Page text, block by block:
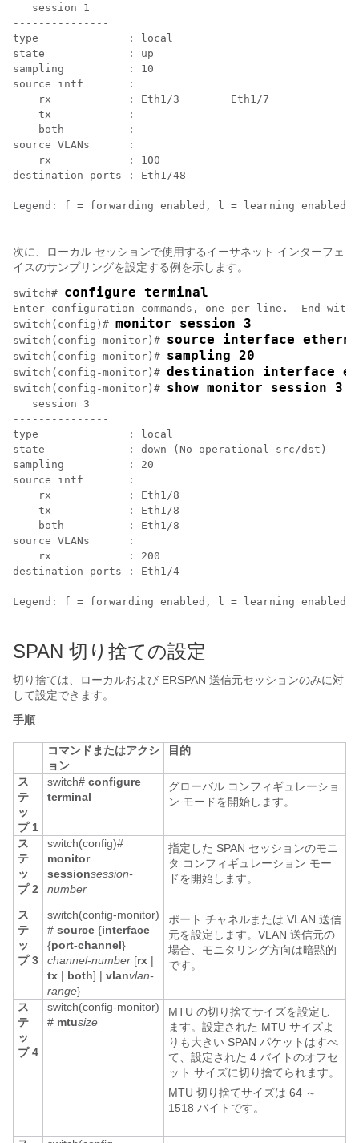
   session 1
---------------
type              : local
state             : up
sampling          : 10
source intf       :
    rx            : Eth1/3        Eth1/7
    tx            :
    both          :
source VLANs      :
    rx            : 100
destination ports : Eth1/48
Legend: f = forwarding enabled, l = learning enabled
次に、ローカル セッションで使用するイーサネット インターフェ
イスのサンプリングを設定する例を示します。
switch# configure terminal
Enter configuration commands, one per line.  End with
switch(config)# monitor session 3
switch(config-monitor)# source interface
switch(config-monitor)# sampling 20
switch(config-monitor)# destination interface
switch(config-monitor)# show monitor session 3
   session 3
---------------
type              : local
state             : down (No operational src/dst)
sampling          : 20
source intf       :
    rx            : Eth1/8
    tx            : Eth1/8
    both          : Eth1/8
source VLANs      :
    rx            : 200
destination ports : Eth1/4
Legend: f = forwarding enabled, l = learning enabled
SPAN 切り捨ての設定
切り捨ては、ローカルおよび ERSPAN 送信元セッションのみに対
して設定できます。
手順
コマンドまたはアクシ
ョン
目的
ス
テ
ッ
プ 1
switch# configure
terminal
グローバル コンフィギュレーショ
ン モードを開始します。
ス
テ
ッ
プ 2
switch(config)#
monitor
sessionsession-
number
指定した SPAN セッションのモニ
タ コンフィギュレーション モー
ドを開始します。
ス
テ
ッ
プ 3
switch(config-monitor)
# source {interface
{port-channel}
channel-number [rx |
tx | both] | vlanvlan-
range}
ポート チャネルまたは VLAN 送信
元を設定します。VLAN 送信元の
場合、モニタリング方向は暗黙的
です。
ス
テ
ッ
プ 4
switch(config-monitor)
# mtusize
MTU の切り捨てサイズを設定し
ます。設定された MTU サイズよ
りも大きい SPAN パケットはすべ
て、設定された 4 バイトのオフセ
ット サイズに切り捨てられます。
MTU 切り捨てサイズは 64 ～
1518 バイトです。